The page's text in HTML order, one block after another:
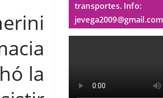
la
transportes. Info:
jevega2009@gmail.com